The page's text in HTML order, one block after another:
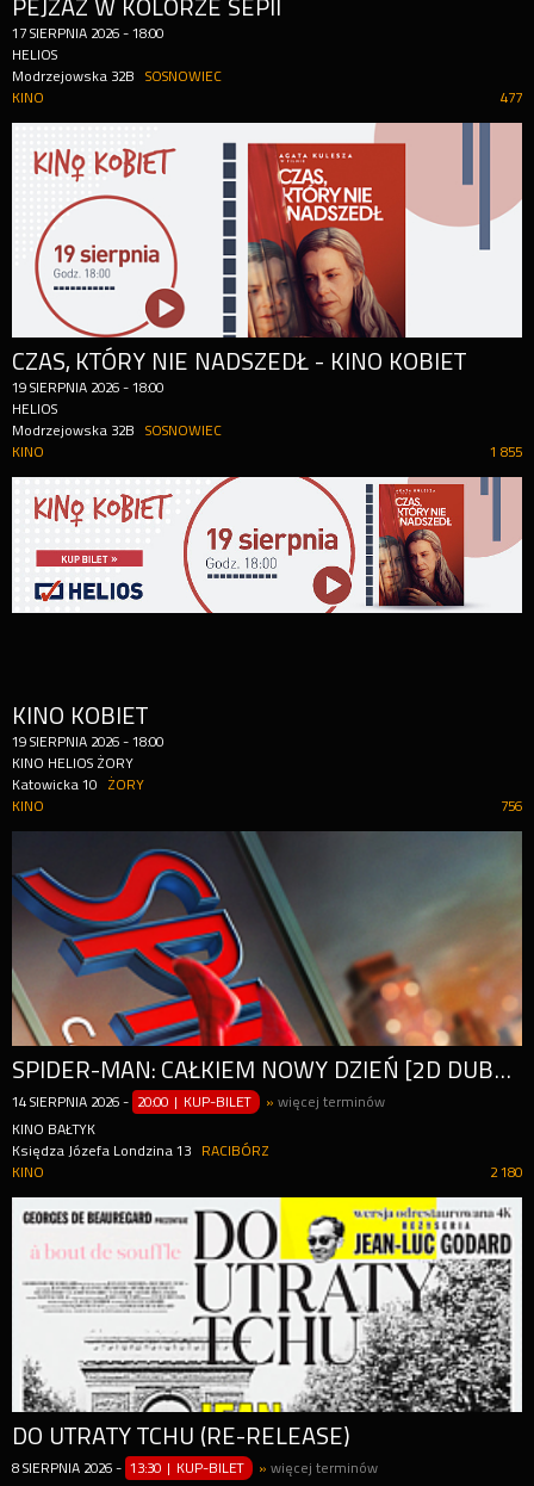
PEJZAŻ W KOLORZE SEPII
17 SIERPNIA 2026 -18:00
HELIOS
Modrzejowska 32B
SOSNOWIEC
477
KINO
CZAS, KTÓRY NIE NADSZEDŁ - KINO KOBIET
19 SIERPNIA 2026 -18:00
HELIOS
Modrzejowska 32B
SOSNOWIEC
1 855
KINO
KINO KOBIET
19 SIERPNIA 2026 -18:00
KINO HELIOS ŻORY
Katowicka 10
ŻORY
756
KINO
SPIDER-MAN: CAŁKIEM NOWY DZIEŃ [2D DUBBING]
14 SIERPNIA 2026 - 20:00 | KUP-BILET »więcej terminów
KINO BAŁTYK
Księdza Józefa Londzina 13
RACIBÓRZ
2 180
KINO
DO UTRATY TCHU (RE-RELEASE)
8 SIERPNIA 2026 - 13:30 | KUP-BILET »więcej terminów